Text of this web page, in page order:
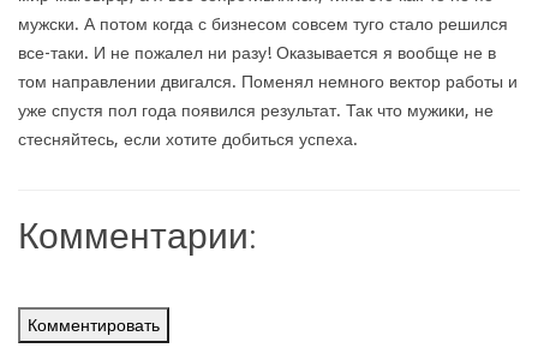
мужски. А потом когда с бизнесом совсем туго стало решился
все-таки. И не пожалел ни разу! Оказывается я вообще не в
том направлении двигался. Поменял немного вектор работы и
уже спустя пол года появился результат. Так что мужики, не
стесняйтесь, если хотите добиться успеха.
Комментарии:
Комментировать